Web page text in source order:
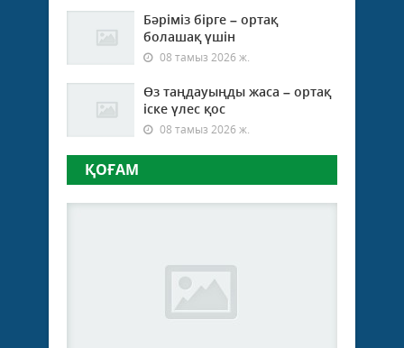
Бәріміз бірге – ортақ
болашақ үшін
08 тамыз 2026 ж.
Өз таңдауыңды жаса – ортақ
іске үлес қос
08 тамыз 2026 ж.
ҚОҒАМ